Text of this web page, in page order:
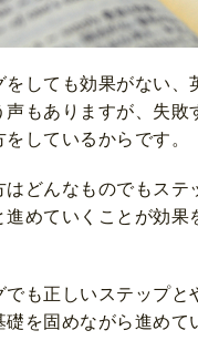
をしても効果がない、
声もありますが、失敗
しているからです。
はどんなものでもステ
進めていくことが効果
でも正しいステップと
を固めながら進めて